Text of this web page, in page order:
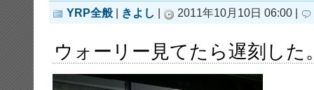
YRP全般 | きよし | 2011年10月10日 06:00 |
ウォーリー見てたら遅刻した